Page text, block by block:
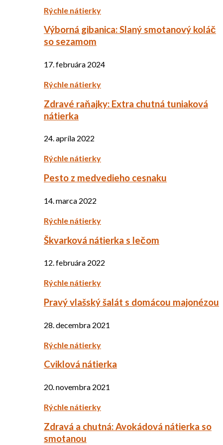
Rýchle nátierky
Výborná gibanica: Slaný smotanový koláč
so sezamom
17. februára 2024
Rýchle nátierky
Zdravé raňajky: Extra chutná tuniaková
nátierka
24. apríla 2022
Rýchle nátierky
Pesto z medvedieho cesnaku
14. marca 2022
Rýchle nátierky
Škvarková nátierka s lečom
12. februára 2022
Rýchle nátierky
Pravý vlašský šalát s domácou majonézou
28. decembra 2021
Rýchle nátierky
Cviklová nátierka
20. novembra 2021
Rýchle nátierky
Zdravá a chutná: Avokádová nátierka so
smotanou